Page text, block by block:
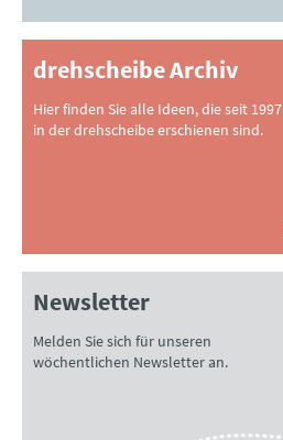
drehscheibe Archiv
Hier finden Sie alle Ideen, die seit 1997
in der drehscheibe erschienen sind.
Newsletter
Melden Sie sich für unseren
wöchentlichen Newsletter an.